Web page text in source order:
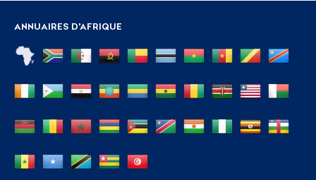
ANNUAIRES D'AFRIQUE